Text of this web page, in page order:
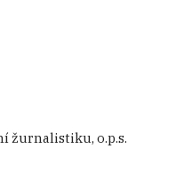
žurnalistiku, o.p.s.